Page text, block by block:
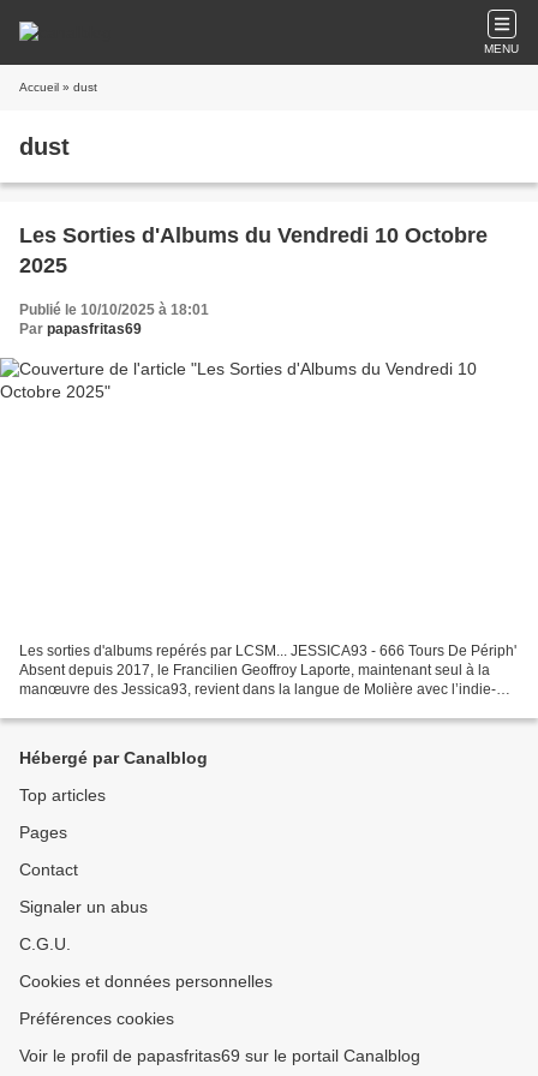
MENU
Accueil » dust
dust
Les Sorties d'Albums du Vendredi 10 Octobre
2025
Publié le 10/10/2025 à 18:01
Par papasfritas69
Les sorties d'albums repérés par LCSM... JESSICA93 - 666 Tours De Périph'
Absent depuis 2017, le Francilien Geoffroy Laporte, maintenant seul à la
manœuvre des Jessica93, revient dans la langue de Molière avec l’indie-
Hébergé par Canalblog
Top articles
Pages
Contact
Signaler un abus
C.G.U.
Cookies et données personnelles
Préférences cookies
Voir le profil de papasfritas69 sur le portail Canalblog